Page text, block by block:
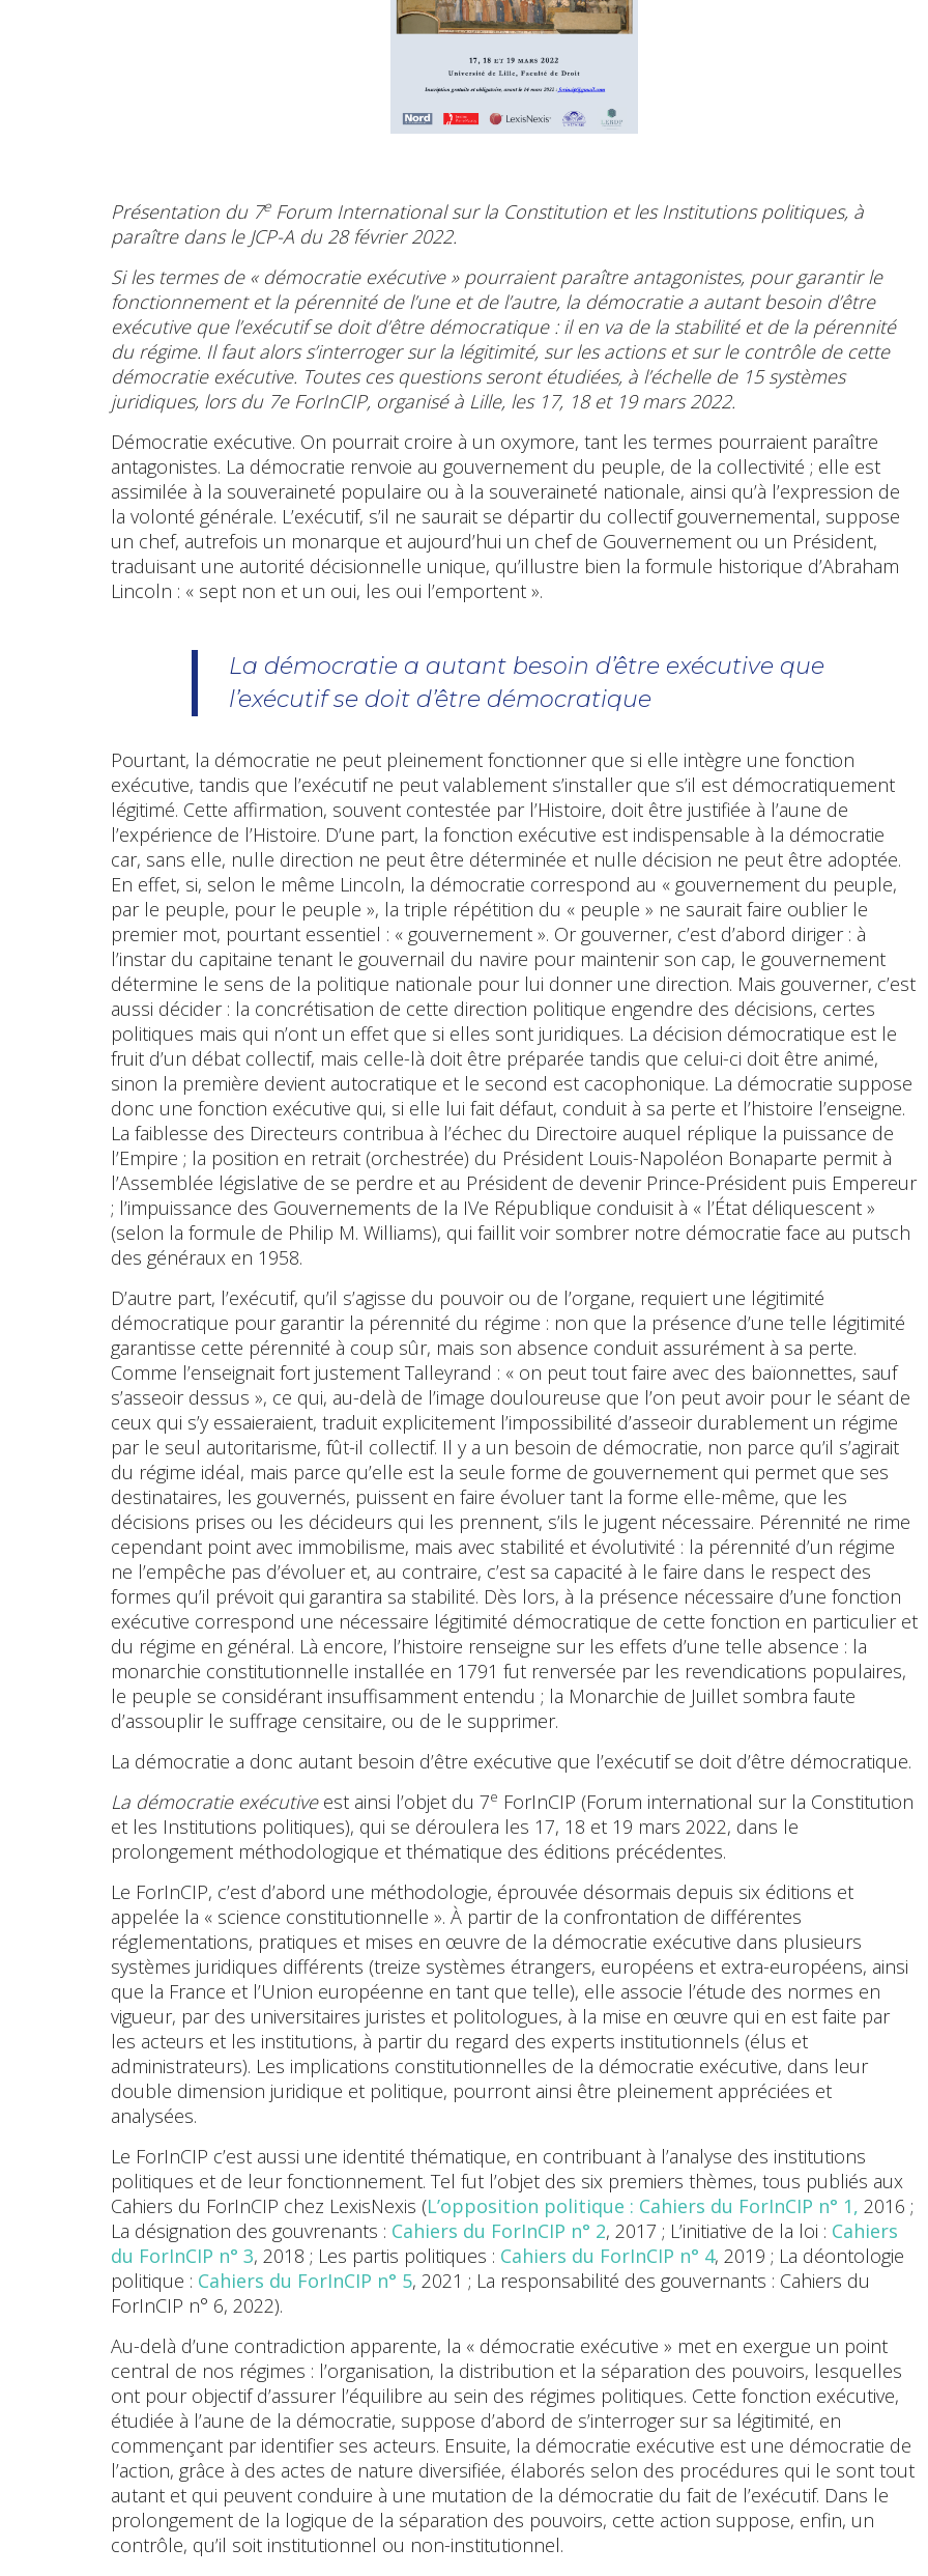
Présentation du 7eForum International sur la Constitution et les Institutions politiques, à
paraître dans le JCP-A du 28 février 2022.
Si les termes de « démocratie exécutive » pourraient paraître antagonistes, pour garantir le
fonctionnement et la pérennité de l’une et de l’autre, la démocratie a autant besoin d’être
exécutive que l’exécutif se doit d’être démocratique : il en va de la stabilité et de la pérennité
du régime. Il faut alors s’interroger sur la légitimité, sur les actions et sur le contrôle de cette
démocratie exécutive. Toutes ces questions seront étudiées, à l’échelle de 15 systèmes
juridiques, lors du 7e ForInCIP, organisé à Lille, les 17, 18 et 19 mars 2022.
Démocratie exécutive. On pourrait croire à un oxymore, tant les termes pourraient paraître
antagonistes. La démocratie renvoie au gouvernement du peuple, de la collectivité ; elle est
assimilée à la souveraineté populaire ou à la souveraineté nationale, ainsi qu’à l’expression de
la volonté générale. L’exécutif, s’il ne saurait se départir du collectif gouvernemental, suppose
un chef, autrefois un monarque et aujourd’hui un chef de Gouvernement ou un Président,
traduisant une autorité décisionnelle unique, qu’illustre bien la formule historique d’Abraham
Lincoln : « sept non et un oui, les oui l’emportent ».
La démocratie a autant besoin d’être exécutive que
l’exécutif se doit d’être démocratique
Pourtant, la démocratie ne peut pleinement fonctionner que si elle intègre une fonction
exécutive, tandis que l’exécutif ne peut valablement s’installer que s’il est démocratiquement
légitimé. Cette affirmation, souvent contestée par l’Histoire, doit être justifiée à l’aune de
l’expérience de l’Histoire. D’une part, la fonction exécutive est indispensable à la démocratie
car, sans elle, nulle direction ne peut être déterminée et nulle décision ne peut être adoptée.
En effet, si, selon le même Lincoln, la démocratie correspond au « gouvernement du peuple,
par le peuple, pour le peuple », la triple répétition du « peuple » ne saurait faire oublier le
premier mot, pourtant essentiel : « gouvernement ». Or gouverner, c’est d’abord diriger : à
l’instar du capitaine tenant le gouvernail du navire pour maintenir son cap, le gouvernement
détermine le sens de la politique nationale pour lui donner une direction. Mais gouverner, c’est
aussi décider : la concrétisation de cette direction politique engendre des décisions, certes
politiques mais qui n’ont un effet que si elles sont juridiques. La décision démocratique est le
fruit d’un débat collectif, mais celle-là doit être préparée tandis que celui-ci doit être animé,
sinon la première devient autocratique et le second est cacophonique. La démocratie suppose
donc une fonction exécutive qui, si elle lui fait défaut, conduit à sa perte et l’histoire l’enseigne.
La faiblesse des Directeurs contribua à l’échec du Directoire auquel réplique la puissance de
l’Empire ; la position en retrait (orchestrée) du Président Louis-Napoléon Bonaparte permit à
l’Assemblée législative de se perdre et au Président de devenir Prince-Président puis Empereur
; l’impuissance des Gouvernements de la IVe République conduisit à « l’État déliquescent »
(selon la formule de Philip M. Williams), qui faillit voir sombrer notre démocratie face au putsch
des généraux en 1958.
D’autre part, l’exécutif, qu’il s’agisse du pouvoir ou de l’organe, requiert une légitimité
démocratique pour garantir la pérennité du régime : non que la présence d’une telle légitimité
garantisse cette pérennité à coup sûr, mais son absence conduit assurément à sa perte.
Comme l’enseignait fort justement Talleyrand : « on peut tout faire avec des baïonnettes, sauf
s’asseoir dessus », ce qui, au-delà de l’image douloureuse que l’on peut avoir pour le séant de
ceux qui s’y essaieraient, traduit explicitement l’impossibilité d’asseoir durablement un régime
par le seul autoritarisme, fût-il collectif. Il y a un besoin de démocratie, non parce qu’il s’agirait
du régime idéal, mais parce qu’elle est la seule forme de gouvernement qui permet que ses
destinataires, les gouvernés, puissent en faire évoluer tant la forme elle-même, que les
décisions prises ou les décideurs qui les prennent, s’ils le jugent nécessaire. Pérennité ne rime
cependant point avec immobilisme, mais avec stabilité et évolutivité : la pérennité d’un régime
ne l’empêche pas d’évoluer et, au contraire, c’est sa capacité à le faire dans le respect des
formes qu’il prévoit qui garantira sa stabilité. Dès lors, à la présence nécessaire d’une fonction
exécutive correspond une nécessaire légitimité démocratique de cette fonction en particulier et
du régime en général. Là encore, l’histoire renseigne sur les effets d’une telle absence : la
monarchie constitutionnelle installée en 1791 fut renversée par les revendications populaires,
le peuple se considérant insuffisamment entendu ; la Monarchie de Juillet sombra faute
d’assouplir le suffrage censitaire, ou de le supprimer.
La démocratie a donc autant besoin d’être exécutive que l’exécutif se doit d’être démocratique.
La démocratie exécutiveest ainsi l’objet du 7e ForInCIP (Forum international sur la Constitution
et les Institutions politiques), qui se déroulera les 17, 18 et 19 mars 2022, dans le
prolongement méthodologique et thématique des éditions précédentes.
Le ForInCIP, c’est d’abord une méthodologie, éprouvée désormais depuis six éditions et
appelée la « science constitutionnelle ». À partir de la confrontation de différentes
réglementations, pratiques et mises en œuvre de la démocratie exécutive dans plusieurs
systèmes juridiques différents (treize systèmes étrangers, européens et extra-européens, ainsi
que la France et l’Union européenne en tant que telle), elle associe l’étude des normes en
vigueur, par des universitaires juristes et politologues, à la mise en œuvre qui en est faite par
les acteurs et les institutions, à partir du regard des experts institutionnels (élus et
administrateurs). Les implications constitutionnelles de la démocratie exécutive, dans leur
double dimension juridique et politique, pourront ainsi être pleinement appréciées et
analysées.
Le ForInCIP c’est aussi une identité thématique, en contribuant à l’analyse des institutions
politiques et de leur fonctionnement. Tel fut l’objet des six premiers thèmes, tous publiés aux
Cahiers du ForInCIP chez LexisNexis (L’opposition politique : Cahiers du ForInCIP n° 1, 2016 ;
La désignation des gouvrenants : Cahiers du ForInCIP n° 2, 2017 ; L’initiative de la loi : Cahiers
du ForInCIP n° 3, 2018 ; Les partis politiques : Cahiers du ForInCIP n° 4, 2019 ; La déontologie
politique : Cahiers du ForInCIP n° 5, 2021 ; La responsabilité des gouvernants : Cahiers du
ForInCIP n° 6, 2022).
Au-delà d’une contradiction apparente, la « démocratie exécutive » met en exergue un point
central de nos régimes : l’organisation, la distribution et la séparation des pouvoirs, lesquelles
ont pour objectif d’assurer l’équilibre au sein des régimes politiques. Cette fonction exécutive,
étudiée à l’aune de la démocratie, suppose d’abord de s’interroger sur sa légitimité, en
commençant par identifier ses acteurs. Ensuite, la démocratie exécutive est une démocratie de
l’action, grâce à des actes de nature diversifiée, élaborés selon des procédures qui le sont tout
autant et qui peuvent conduire à une mutation de la démocratie du fait de l’exécutif. Dans le
prolongement de la logique de la séparation des pouvoirs, cette action suppose, enfin, un
contrôle, qu’il soit institutionnel ou non-institutionnel.